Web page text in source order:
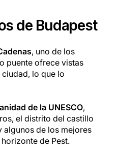
de Budapest
, uno de los
puente ofrece vistas
lo que lo
de la UNESCO,
el distrito del castillo
algunos de los mejores
de Pest.